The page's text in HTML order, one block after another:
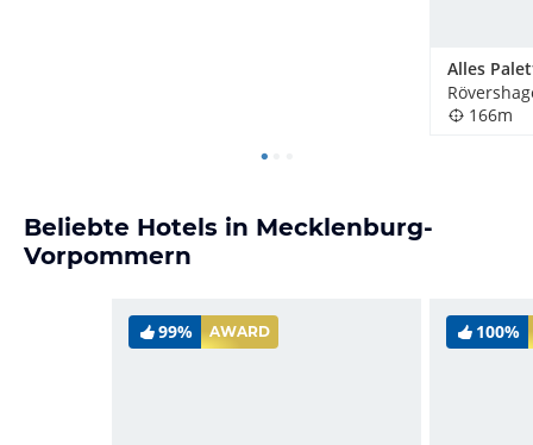
166m
Beliebte Hotels in Mecklenburg-
Vorpommern
99% AWARD 100%